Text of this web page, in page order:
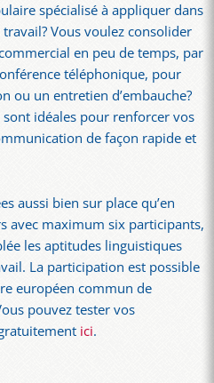
spécialisé à appliquer dans
Vous voulez consolider
en peu de temps, par
téléphonique, pour
ou un entretien d’embauche?
idéales pour renforcer vos
de façon rapide et
aussi bien sur place qu’en
avec maximum six participants,
les aptitudes linguistiques
La participation est possible
européen commun de
pouvez tester vos
ici.